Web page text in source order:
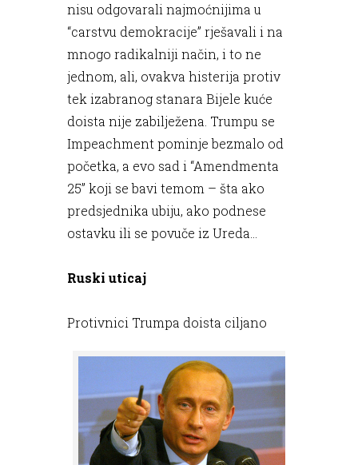
nisu odgovarali najmoćnijima u
“carstvu demokracije” rješavali i na
mnogo radikalniji način, i to ne
jednom, ali, ovakva histerija protiv
tek izabranog stanara Bijele kuće
doista nije zabilježena. Trumpu se
Impeachment pominje bezmalo od
početka, a evo sad i “Amendmenta
25” koji se bavi temom – šta ako
predsjednika ubiju, ako podnese
ostavku ili se povuče iz Ureda...
Ruski uticaj
Protivnici Trumpa doista ciljano